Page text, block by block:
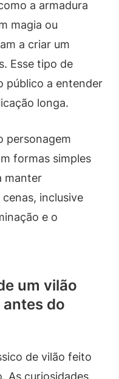
a armadura
magia ou
a criar um
Esse tipo de
público a entender
longa.
personagem
formas simples
manter
inclusive
e o
um vilão
antes do
de vilão feito
As curiosidades